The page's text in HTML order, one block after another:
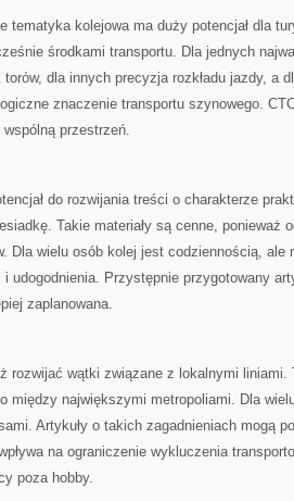
tematyka kolejowa ma duży potencjał dla
środkami transportu. Dla jednych
torów, dla innych precyzja rozkładu jazdy, a
znaczenie transportu szynowego.
przestrzeń.
do rozwijania treści o charakterze
Takie materiały są cenne, ponieważ
Dla wielu osób kolej jest codziennością,
udogodnienia. Przystępnie przygotowany
zaplanowana.
rozwijać wątki związane z lokalnymi liniami.
między największymi metropoliami. Dla
Artykuły o takich zagadnieniach mogą
na ograniczenie wykluczenia
poza hobby.